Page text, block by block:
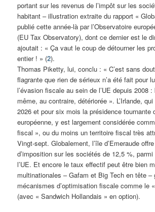
portant sur les revenus de l’impôt sur les
habitant – illustration extraite du rapport «
publié cette année-là par l’Observatoire
(EU Tax Observatory), dont ce dernier est le
ajoutait : « Ça vaut le coup de détourner les
entier ! » (2).
Thomas Piketty, lui, conclu : « C’est sans
flagrante que rien de sérieux n’a été fait pour
l’évasion fiscale au sein de l’UE depuis 2008
même, au contraire, détériorée ». L’Irlande,
2026 et pour six mois la présidence tournante
européenne, y est largement considérée
fiscal », ou du moins un territoire fiscal très
Vingt-sept. Globalement, l’île d’Emeraude
d’imposition sur les sociétés de 12,5 %,
l’UE. Et encore le taux effectif peut être bien
multinationales – Gafam et Big Tech en tête –
mécanismes d’optimisation fiscale comme le
(avec « Sandwich Hollandais » en option).